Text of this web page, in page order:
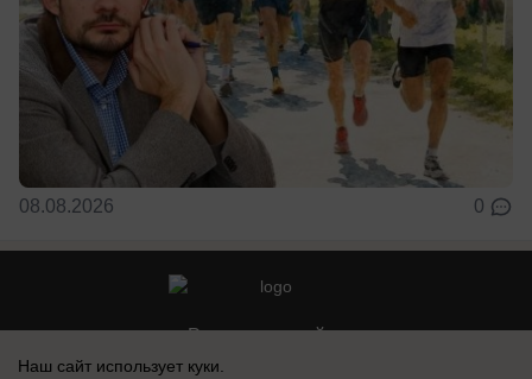
08.08.2026 0
Реклама на сайте
Наш сайт использует куки.